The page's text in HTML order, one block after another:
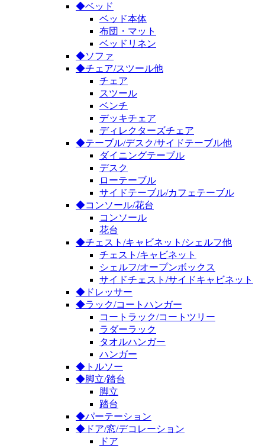
◆ベッド
ベッド本体
布団・マット
ベッドリネン
◆ソファ
◆チェア/スツール他
チェア
スツール
ベンチ
デッキチェア
ディレクターズチェア
◆テーブル/デスク/サイドテーブル他
ダイニングテーブル
デスク
ローテーブル
サイドテーブル/カフェテーブル
◆コンソール/花台
コンソール
花台
◆チェスト/キャビネット/シェルフ他
チェスト/キャビネット
シェルフ/オープンボックス
サイドチェスト/サイドキャビネット
◆ドレッサー
◆ラック/コートハンガー
コートラック/コートツリー
ラダーラック
タオルハンガー
ハンガー
◆トルソー
◆脚立/踏台
脚立
踏台
◆パーテーション
◆ドア/窓/デコレーション
ドア